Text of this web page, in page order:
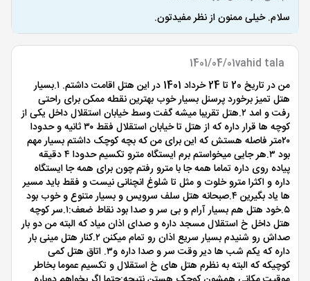
سلام. خیلی ممنون از نظر مفیدتون.
vahid tala
1401/04/01
من در تاریخ 20 تا 24 خرداد 1401 در این هتل اقامت داشتم. ۱.بسیار
هتل تمیز برخورد پرسنل بسیار خوب بهترین نقطه ممکن برای راحتی
رفت و امد ۲.هتل تقریبا میشه گفت وسط خیابان استقلال داخل یکی از
کوچه ها قرار داره که از هتل تا خیابان استقلال فقط ۳۰ ثانیه و حدودا
۲۰متر فاصله هستش که این برای من که بچه کوچک داشتم بسیار مهم
بود ۳.هر جایی میخواستم برم ایستگاه مترو تکسیم حدودا ۴ دقیقه
پیاده روی داره تماما همه جا با مترو رفتم چون برای همه جا ایستگاه
داره و اکثرا مترو خلوت و مثل تا شلوغ انچنانی نیست و فقط باید مسیر
ها یاد بگیرین ۴.صبحانه هتل سلف سرویس و بسیار متنوع و خوب بود
۵.خود هتل هم بسیار آرام و بی سر و صدا بود نقاط ضعف:۱.سر کوچه
هتل داخل خ استقلال مسجد داره و صدای اذان میاد که البته من دو بار
صداش رو شنیدم بسیار سریع اذان رو تمام میکنن ۲.کنار هتل مینی بار
داره که یکم شب ها دیر وقت سر و صدا داره و۳. اتاق هتل کمی
کوچیکه که البته به نظرم هتل های خ استقلال و تکسیم عموما بخاطر